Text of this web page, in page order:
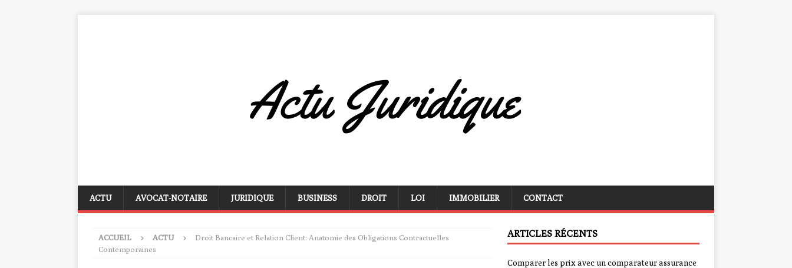
ACTU AVOCAT-NOTAIRE JURIDIQUE BUSINESS DROIT LOI IMMOBILIER CONTACT
ACCUEIL ACTU
Droit Bancaire et Relation Client: Anatomie des Obligations Contractuelles
Contemporaines
ARTICLES RÉCENTS
Comparer les prix avec un comparateur assurance